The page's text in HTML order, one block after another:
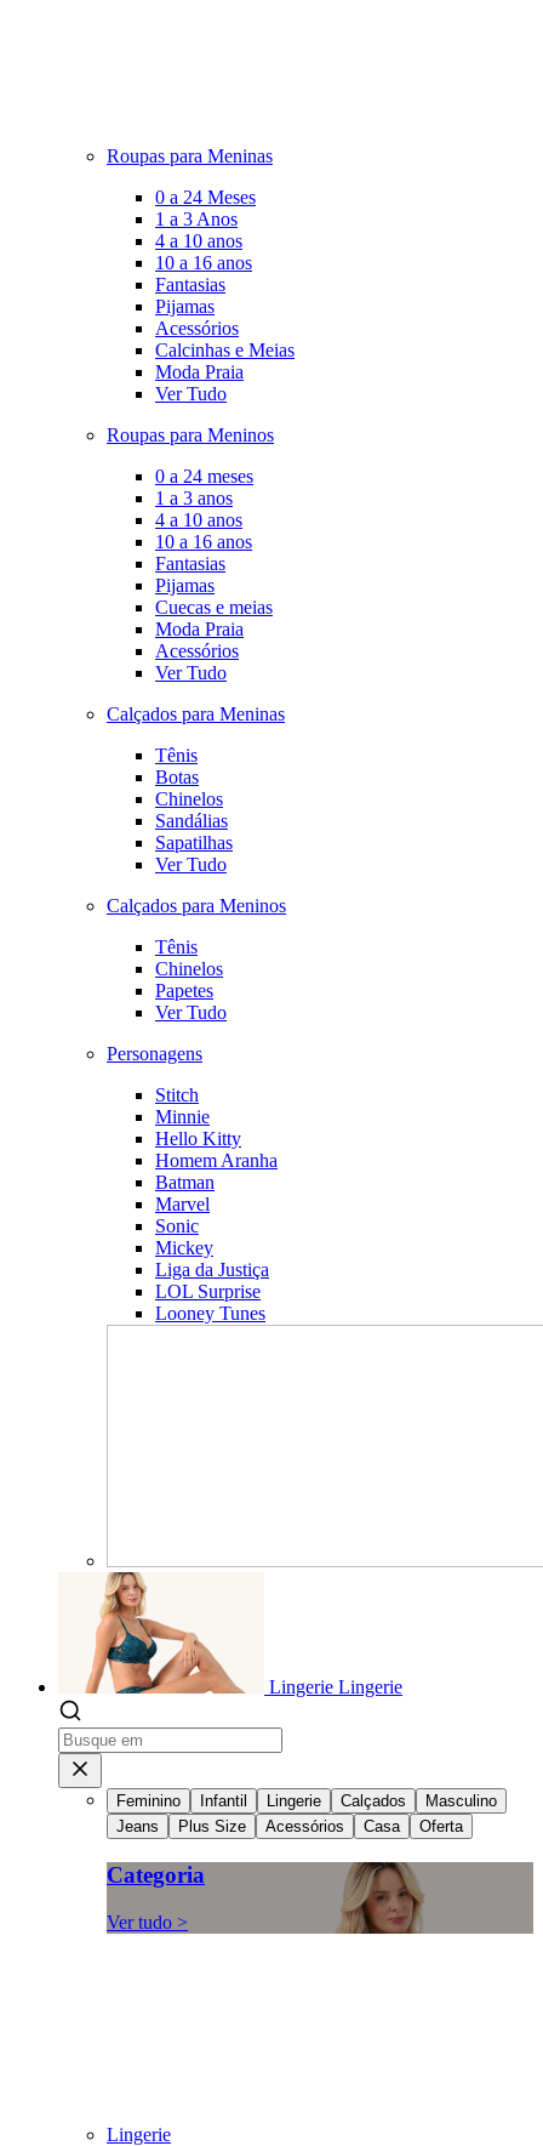
Roupas para Meninas
0 a 24 Meses
1 a 3 Anos
4 a 10 anos
10 a 16 anos
Fantasias
Pijamas
Acessórios
Calcinhas e Meias
Moda Praia
Ver Tudo
Roupas para Meninos
0 a 24 meses
1 a 3 anos
4 a 10 anos
10 a 16 anos
Fantasias
Pijamas
Cuecas e meias
Moda Praia
Acessórios
Ver Tudo
Calçados para Meninas
Tênis
Botas
Chinelos
Sandálias
Sapatilhas
Ver Tudo
Calçados para Meninos
Tênis
Chinelos
Papetes
Ver Tudo
Personagens
Stitch
Minnie
Hello Kitty
Homem Aranha
Batman
Marvel
Sonic
Mickey
Liga da Justiça
LOL Surprise
Looney Tunes
Lingerie Lingerie
Feminino Infantil Lingerie Calçados
Masculino
Jeans
Plus Size Acessórios Casa Oferta
Categoria
Ver tudo >
Lingerie